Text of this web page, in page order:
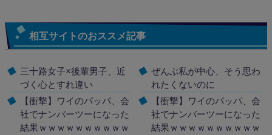
相互サイトのおススメ記事
三十路女子×後輩男子、近
づく心とすれ違い
【衝撃】ワイのパッパ、会
社でナンバーツーになった
結果ｗｗｗｗｗｗｗｗｗｗ
ぜんぶ私が中心、そう思わ
れたくないのに
【衝撃】ワイのパッパ、会
社でナンバーツーになった
結果ｗｗｗｗｗｗｗｗｗｗ